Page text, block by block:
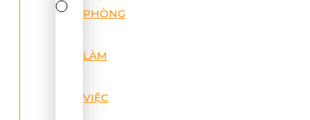
PHÒNG
LÀM
VIỆC